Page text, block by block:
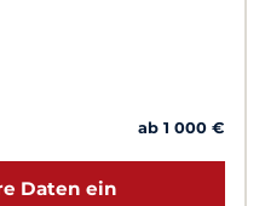
ab 1 000 €
Daten ein